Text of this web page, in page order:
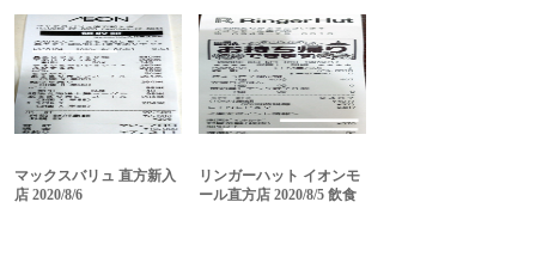
マックスバリュ 直方新入
店 2020/8/6
リンガーハット イオンモ
ール直方店 2020/8/5 飲食